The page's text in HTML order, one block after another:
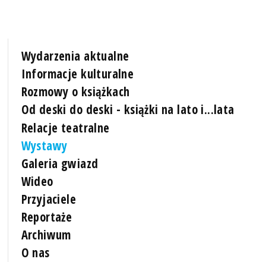
Wydarzenia aktualne
Informacje kulturalne
Rozmowy o książkach
Od deski do deski - książki na lato i...lata
Relacje teatralne
Wystawy
Galeria gwiazd
Wideo
Przyjaciele
Reportaże
Archiwum
O nas